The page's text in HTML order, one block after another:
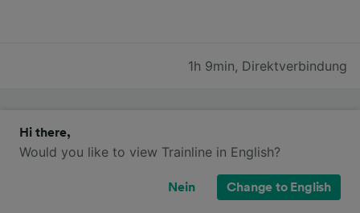
1h 9min, Direktverbindung
Hi there,
Would you like to view Trainline in English?
Nein Change to English